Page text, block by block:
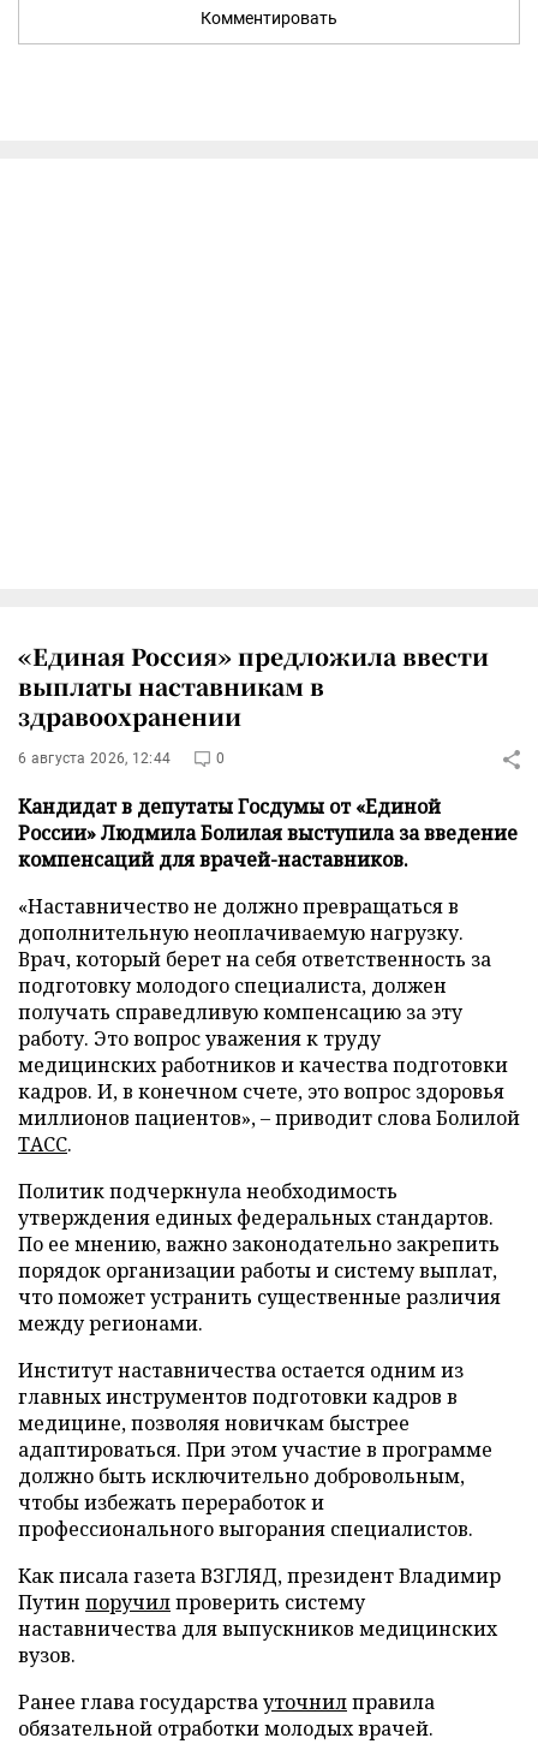
Комментировать
«Единая Россия» предложила ввести
выплаты наставникам в
здравоохранении
6 августа 2026, 12:44 0
Кандидат в депутаты Госдумы от «Единой
России» Людмила Болилая выступила за введение
компенсаций для врачей-наставников.
«Наставничество не должно превращаться в
дополнительную неоплачиваемую нагрузку.
Врач, который берет на себя ответственность за
подготовку молодого специалиста, должен
получать справедливую компенсацию за эту
работу. Это вопрос уважения к труду
медицинских работников и качества подготовки
кадров. И, в конечном счете, это вопрос здоровья
миллионов пациентов», – приводит слова Болилой
ТАСС.
Политик подчеркнула необходимость
утверждения единых федеральных стандартов.
По ее мнению, важно законодательно закрепить
порядок организации работы и систему выплат,
что поможет устранить существенные различия
между регионами.
Институт наставничества остается одним из
главных инструментов подготовки кадров в
медицине, позволяя новичкам быстрее
адаптироваться. При этом участие в программе
должно быть исключительно добровольным,
чтобы избежать переработок и
профессионального выгорания специалистов.
Как писала газета ВЗГЛЯД, президент Владимир
Путин поручилпроверить систему
наставничества для выпускников медицинских
вузов.
Ранее глава государствауточнилправила
обязательной отработки молодых врачей.